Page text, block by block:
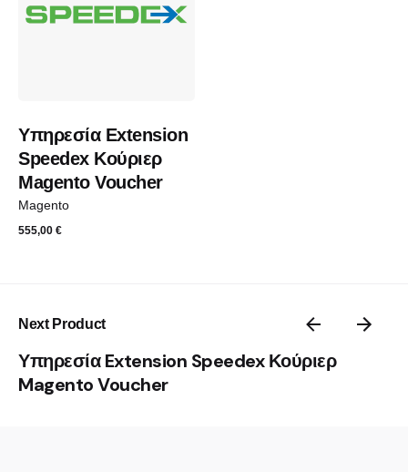
Υπηρεσία Extension
Speedex Κούριερ
Magento Voucher
Magento
555,00 €
Next Product
Υπηρεσία Extension Speedex Κούριερ
Magento Voucher